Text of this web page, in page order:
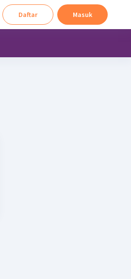
Daftar Masuk